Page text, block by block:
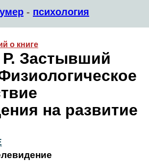
- психология
о книге
Застывший
на развитие